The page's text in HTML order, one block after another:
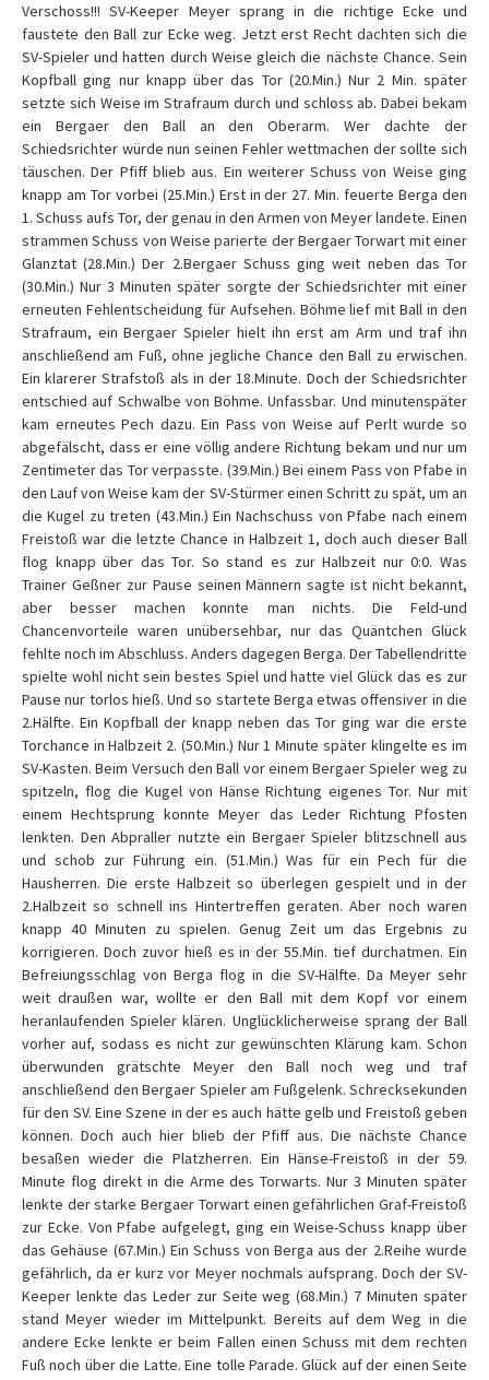
Verschoss!!! SV-Keeper Meyer sprang in die richtige Ecke und
faustete den Ball zur Ecke weg. Jetzt erst Recht dachten sich die
SV-Spieler und hatten durch Weise gleich die nächste Chance. Sein
Kopfball ging nur knapp über das Tor (20.Min.) Nur 2 Min. später
setzte sich Weise im Strafraum durch und schloss ab. Dabei bekam
ein Bergaer den Ball an den Oberarm. Wer dachte der
Schiedsrichter würde nun seinen Fehler wettmachen der sollte sich
täuschen. Der Pfiff blieb aus. Ein weiterer Schuss von Weise ging
knapp am Tor vorbei (25.Min.) Erst in der 27. Min. feuerte Berga den
1. Schuss aufs Tor, der genau in den Armen von Meyer landete. Einen
strammen Schuss von Weise parierte der Bergaer Torwart mit einer
Glanztat (28.Min.) Der 2.Bergaer Schuss ging weit neben das Tor
(30.Min.) Nur 3 Minuten später sorgte der Schiedsrichter mit einer
erneuten Fehlentscheidung für Aufsehen. Böhme lief mit Ball in den
Strafraum, ein Bergaer Spieler hielt ihn erst am Arm und traf ihn
anschließend am Fuß, ohne jegliche Chance den Ball zu erwischen.
Ein klarerer Strafstoß als in der 18.Minute. Doch der Schiedsrichter
entschied auf Schwalbe von Böhme. Unfassbar. Und minutenspäter
kam erneutes Pech dazu. Ein Pass von Weise auf Perlt wurde so
abgefälscht, dass er eine völlig andere Richtung bekam und nur um
Zentimeter das Tor verpasste. (39.Min.) Bei einem Pass von Pfabe in
den Lauf von Weise kam der SV-Stürmer einen Schritt zu spät, um an
die Kugel zu treten (43.Min.) Ein Nachschuss von Pfabe nach einem
Freistoß war die letzte Chance in Halbzeit 1, doch auch dieser Ball
flog knapp über das Tor. So stand es zur Halbzeit nur 0:0. Was
Trainer Geßner zur Pause seinen Männern sagte ist nicht bekannt,
aber besser machen konnte man nichts. Die Feld-und
Chancenvorteile waren unübersehbar, nur das Quäntchen Glück
fehlte noch im Abschluss. Anders dagegen Berga. Der Tabellendritte
spielte wohl nicht sein bestes Spiel und hatte viel Glück das es zur
Pause nur torlos hieß. Und so startete Berga etwas offensiver in die
2.Hälfte. Ein Kopfball der knapp neben das Tor ging war die erste
Torchance in Halbzeit 2. (50.Min.) Nur 1 Minute später klingelte es im
SV-Kasten. Beim Versuch den Ball vor einem Bergaer Spieler weg zu
spitzeln, flog die Kugel von Hänse Richtung eigenes Tor. Nur mit
einem Hechtsprung konnte Meyer das Leder Richtung Pfosten
lenkten. Den Abpraller nutzte ein Bergaer Spieler blitzschnell aus
und schob zur Führung ein. (51.Min.) Was für ein Pech für die
Hausherren. Die erste Halbzeit so überlegen gespielt und in der
2.Halbzeit so schnell ins Hintertreffen geraten. Aber noch waren
knapp 40 Minuten zu spielen. Genug Zeit um das Ergebnis zu
korrigieren. Doch zuvor hieß es in der 55.Min. tief durchatmen. Ein
Befreiungsschlag von Berga flog in die SV-Hälfte. Da Meyer sehr
weit draußen war, wollte er den Ball mit dem Kopf vor einem
heranlaufenden Spieler klären. Unglücklicherweise sprang der Ball
vorher auf, sodass es nicht zur gewünschten Klärung kam. Schon
überwunden grätschte Meyer den Ball noch weg und traf
anschließend den Bergaer Spieler am Fußgelenk. Schrecksekunden
für den SV. Eine Szene in der es auch hätte gelb und Freistoß geben
können. Doch auch hier blieb der Pfiff aus. Die nächste Chance
besaßen wieder die Platzherren. Ein Hänse-Freistoß in der 59.
Minute flog direkt in die Arme des Torwarts. Nur 3 Minuten später
lenkte der starke Bergaer Torwart einen gefährlichen Graf-Freistoß
zur Ecke. Von Pfabe aufgelegt, ging ein Weise-Schuss knapp über
das Gehäuse (67.Min.) Ein Schuss von Berga aus der 2.Reihe wurde
gefährlich, da er kurz vor Meyer nochmals aufsprang. Doch der SV-
Keeper lenkte das Leder zur Seite weg (68.Min.) 7 Minuten später
stand Meyer wieder im Mittelpunkt. Bereits auf dem Weg in die
andere Ecke lenkte er beim Fallen einen Schuss mit dem rechten
Fuß noch über die Latte. Eine tolle Parade. Glück auf der einen Seite